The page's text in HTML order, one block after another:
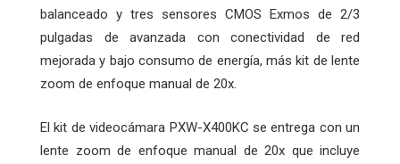
balanceado y tres sensores CMOS Exmos de 2/3
pulgadas de avanzada con conectividad de red
mejorada y bajo consumo de energía, más kit de lente
zoom de enfoque manual de 20x.
El kit de videocámara PXW-X400KC se entrega con un
lente zoom de enfoque manual de 20x que incluye